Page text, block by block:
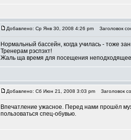
Добавлено: Ср Янв 30, 2008 4:26 pm Заголовок
Нормальный бассейн, когда училась - тоже
Тренерам рэспэхт!
Жаль ща время для посещения
Добавлено: Сб Июн 21, 2008 3:03 pm Заголовок
Впечатление ужасное. Перед нами прошёл
пользоваться спец-обувью.